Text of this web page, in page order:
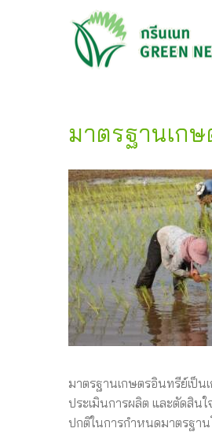
มาตรฐานเก
มาตรฐานเกษตรอินทรีย์เป็
ประเมินการผลิต และตัดสิน
ปกติในการกำหนดมาตรฐา